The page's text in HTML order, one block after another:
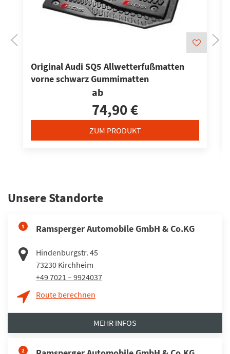
Original Audi SQ5 Allwetterfußmatten
vorne schwarz Gummimatten
ab
74,90 €
ZUM PRODUKT
Unsere Standorte
1 Ramsperger Automobile GmbH & Co.KG
Hindenburgstr. 45
73230 Kirchheim
+49 7021 – 9924037
Route berechnen
MEHR INFOS
2